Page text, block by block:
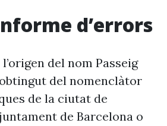
d’errors
del nom Passeig
obtingut del nomenclàtor
de la ciutat de
de Barcelona o